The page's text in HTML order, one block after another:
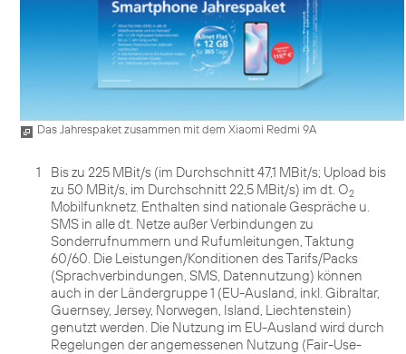
Das Jahrespaket zusammen mit dem Xiaomi Redmi 9A
1
Bis zu 225 MBit/s (im Durchschnitt 47,1 MBit/s; Upload bis
zu 50 MBit/s, im Durchschnitt 22,5 MBit/s) im dt. O2
Mobilfunknetz. Enthalten sind nationale Gespräche u.
SMS in alle dt. Netze außer Verbindungen zu
Sonderrufnummern und Rufumleitungen, Taktung
60/60. Die Leistungen/Konditionen des Tarifs/Packs
(Sprachverbindungen, SMS, Datennutzung) können
auch in der Ländergruppe 1 (EU-Ausland, inkl. Gibraltar,
Guernsey, Jersey, Norwegen, Island, Liechtenstein)
genutzt werden. Die Nutzung im EU-Ausland wird durch
Regelungen der angemessenen Nutzung (Fair-Use-